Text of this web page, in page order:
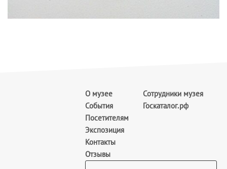
О музее
События
Посетителям
Экспозиция
Контакты
Отзывы
Сотрудники музея
Госкаталог.рф